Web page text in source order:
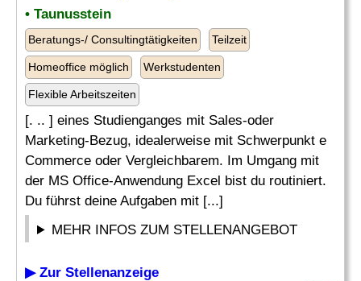
• Taunusstein
Beratungs-/ Consultingtätigkeiten Teilzeit
Homeoffice möglich Werkstudenten
Flexible Arbeitszeiten
[. .. ] eines Studienganges mit Sales-oder
Marketing-Bezug, idealerweise mit Schwerpunkt e
Commerce oder Vergleichbarem. Im Umgang mit
der MS Office-Anwendung Excel bist du routiniert.
Du führst deine Aufgaben mit [...]
MEHR INFOS ZUM STELLENANGEBOT
▶ Zur Stellenanzeige